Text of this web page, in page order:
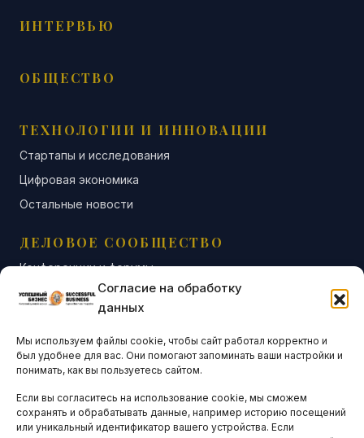
Согласие на обработку
данных
Мы используем файлы cookie, чтобы сайт работал корректно и
был удобнее для вас. Они помогают запоминать ваши настройки и
понимать, как вы пользуетесь сайтом.
Если вы согласитесь на использование cookie, мы сможем
сохранять и обрабатывать данные, например историю посещений
или уникальный идентификатор вашего устройства. Если
ИНТЕРВЬЮ
ОБЩЕСТВО
ТЕХНОЛОГИИ И ИННОВАЦИИ
Стартапы и исследования
Цифровая экономика
Остальные новости
ДЕЛОВОЕ СООБЩЕСТВО
Конференции и форумы
Бизнес-клубы и ассоциации
Остальные новости
АНАЛИТИКА И СТАТИСТИКА
ARTICLES IN ENGLISH